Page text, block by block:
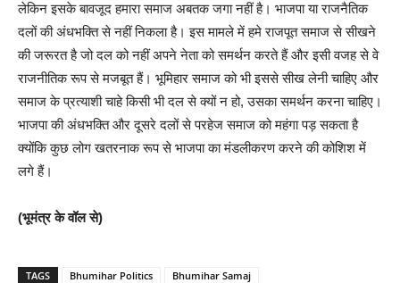
लेकिन इसके बावजूद हमारा समाज अबतक जगा नहीं है। भाजपा या राजनैतिक
दलों की अंधभक्ति से नहीं निकला है। इस मामले में हमे राजपूत समाज से सीखने
की जरूरत है जो दल को नहीं अपने नेता को समर्थन करते हैं और इसी वजह से वे
राजनीतिक रूप से मजबूत हैं। भूमिहार समाज को भी इससे सीख लेनी चाहिए और
समाज के प्रत्याशी चाहे किसी भी दल से क्यों न हो, उसका समर्थन करना चाहिए।
भाजपा की अंधभक्ति और दूसरे दलों से परहेज समाज को महंगा पड़ सकता है
क्योंकि कुछ लोग खतरनाक रूप से भाजपा का मंडलीकरण करने की कोशिश में
लगे हैं।
(भूमंत्र के वॉल से)
TAGS Bhumihar Politics
Bhumihar Samaj